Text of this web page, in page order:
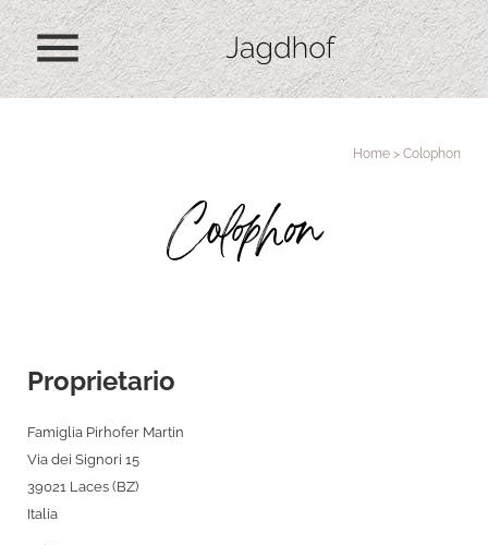
menu
Home > Colophon
Colophon
Proprietario
Famiglia Pirhofer Martin
Via dei Signori 15
39021 Laces (BZ)
Italia